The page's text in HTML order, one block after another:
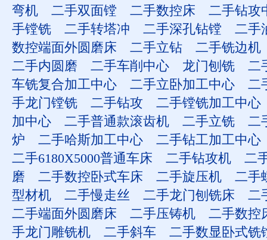
弯机
二手双面镗 二手数控床
二手钻攻
手镗铣
二手转塔冲 二手深孔钻镗
二手
数控端面外圆磨床
二手立钻
二手铣边机
二手内圆磨
二手车削中心 龙门刨铣
二
车铣复合加工中心
二手立卧加工中心
二
手龙门镗铣
二手钻攻
二手镗铣加工中心
加中心
二手普通款滚齿机 二手立铣
二
炉
二手哈斯加工中心
二手钻工加工中心
二手6180X5000普通车床
二手钻攻机
二
磨
二手数控卧式车床 二手旋压机
二手
型材机
二手慢走丝 二手龙门刨铣床
二
二手端面外圆磨床
二手压铸机
二手数控
手龙门雕铣机
二手斜车
二手数显卧式铣